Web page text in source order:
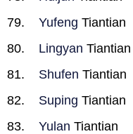
Yufeng Tiantian
Lingyan Tiantian
Shufen Tiantian
Suping Tiantian
Yulan Tiantian